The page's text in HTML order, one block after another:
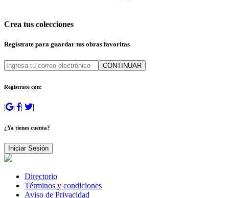
Crea tus colecciones
Regístrate para guardar tus obras favoritas
CONTINUAR
Regístrate con:
| | | |
¿Ya tienes cuenta?
Iniciar Sesión
Directorio
Términos y condiciones
Aviso de Privacidad